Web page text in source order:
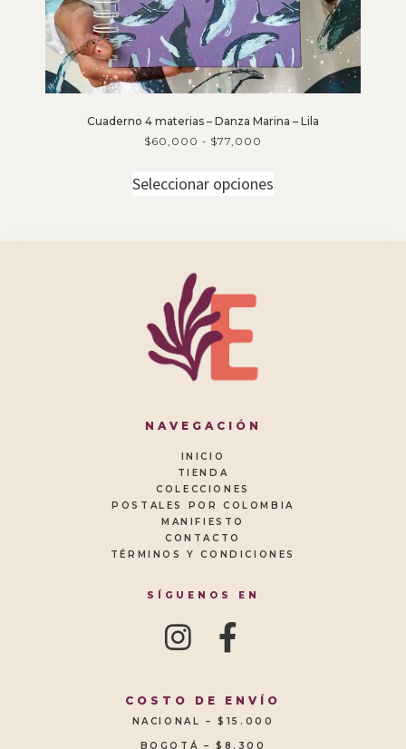
Cuaderno 4 materias – Danza Marina – Lila
$60,000 - $77,000
Seleccionar opciones
NAVEGACIÓN
INICIO
TIENDA
COLECCIONES
POSTALES POR COLOMBIA
MANIFIESTO
CONTACTO
TÉRMINOS Y CONDICIONES
SÍGUENOS EN
COSTO DE ENVÍO
NACIONAL – $15.000
BOGOTÁ – $8.300